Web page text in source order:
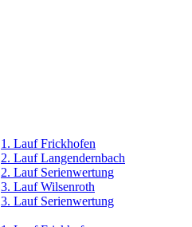
1. Lauf Frickhofen
2. Lauf Langendernbach
2. Lauf Serienwertung
3. Lauf Wilsenroth
3. Lauf Serienwertung